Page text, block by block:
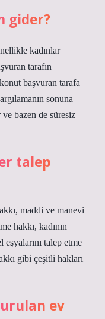
gider?
kadınlar
tarafın
başvuran tarafa
sonuna
bazen de süresiz
talep
maddi ve manevi
hakkı, kadının
talep etme
gibi çeşitli hakları
ev